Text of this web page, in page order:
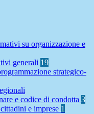
su organizzazione e
generali 19
strategico-
e codice di condotta 3
e imprese 1